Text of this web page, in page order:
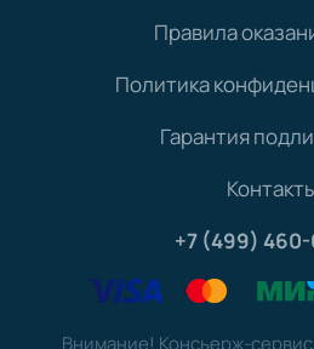
Правила
Политика
Гарантия
+7 (499)